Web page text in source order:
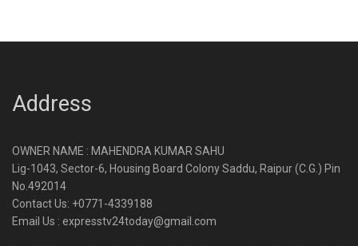
Address
OWNER NAME : MAHENDRA KUMAR SAHU
Lig-1043, Sector-6, Housing Board Colony Saddu, Raipur (C.G.) Pin
No.492014
Contact Us: +0771-4339188
Email Us : expresstv24today@gmail.com